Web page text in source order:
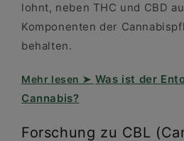
lohnt, neben THC und CBD
Komponenten der
behalten.
Was ist der
Cannabis?
Forschung zu CBL